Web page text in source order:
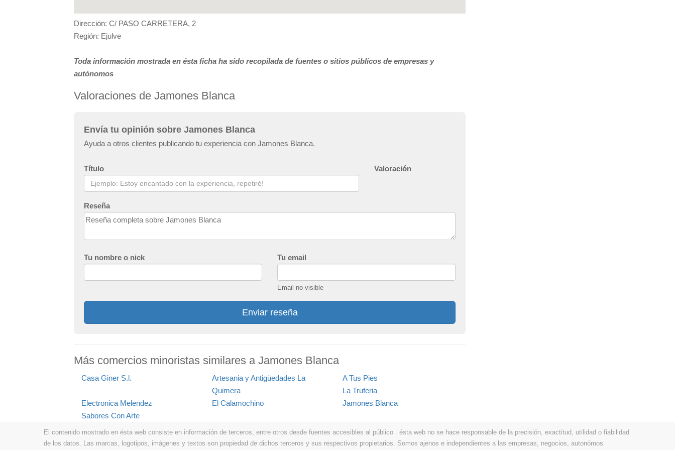
Dirección: C/ PASO CARRETERA, 2
Región: Ejulve
Toda información mostrada en ésta ficha ha sido recopilada de fuentes o sitios públicos de empresas y
autónomos
Valoraciones de Jamones Blanca
Envía tu opinión sobre Jamones Blanca
Ayuda a otros clientes publicando tu experiencia con Jamones Blanca.
Título Valoración
Reseña
Tu nombre o nick Tu email
Email no visible
Enviar reseña
Más comercios minoristas similares a Jamones Blanca
Casa Giner S.l.
Artesania y Antigüedades La
Quimera
A Tus Pies
La Truferia
Electronica Melendez
El Calamochino
Jamones Blanca
Sabores Con Arte
El contenido mostrado en ésta web consiste en información de terceros, entre otros desde fuentes accesibles al público . ésta web no se hace responsable de la precisión, exactitud, utilidad o fiabilidad
de los datos. Las marcas, logotipos, imágenes y textos son propiedad de dichos terceros y sus respectivos propietarios. Somos ajenos e independientes a las empresas, negocios, autonómos